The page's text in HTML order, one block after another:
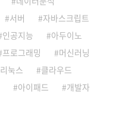
서버
자바스크립트
인공지능
아두이노
프로그래밍
머신러닝
리눅스
클라우드
아이패드
개발자